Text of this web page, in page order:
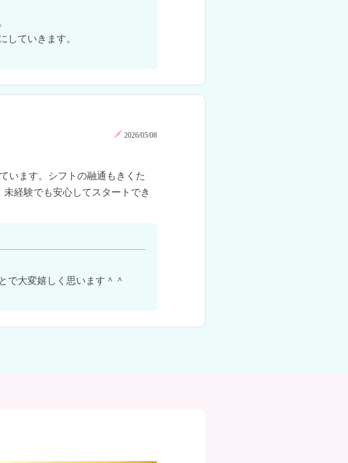
していきます。
2026/05/08
います。シフトの融通もきくた
経験でも安心してスタートでき
で大変嬉しく思います＾＾